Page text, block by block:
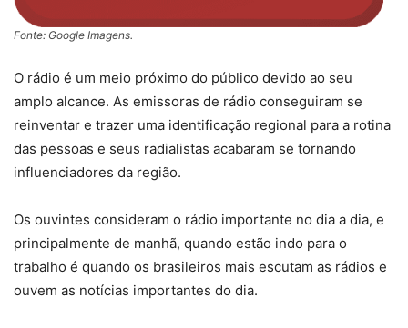
Fonte: Google Imagens.
O rádio é um meio próximo do público devido ao seu
amplo alcance. As emissoras de rádio conseguiram se
reinventar e trazer uma identificação regional para a rotina
das pessoas e seus radialistas acabaram se tornando
influenciadores da região.
Os ouvintes consideram o rádio importante no dia a dia, e
principalmente de manhã, quando estão indo para o
trabalho é quando os brasileiros mais escutam as rádios e
ouvem as notícias importantes do dia.